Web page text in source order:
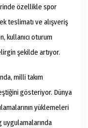
özellikle spor
teslimatı ve alışveriş
kullanıcı oturum
şekilde artıyor.
milli takım
gösteriyor. Dünya
yüklemeleri